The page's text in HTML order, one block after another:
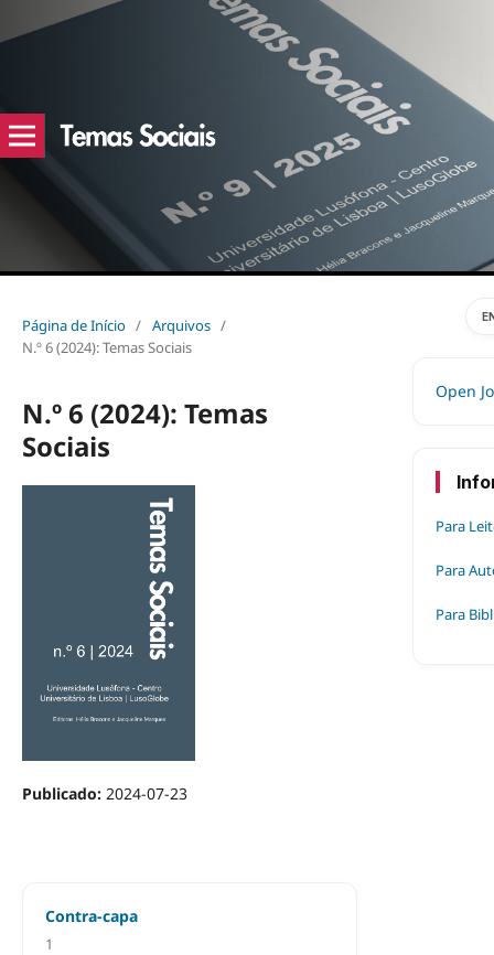
Página de Início / Arquivos /
N.º 6 (2024): Temas Sociais
N.º 6 (2024): Temas
Sociais
Publicado: 2024-07-23
Contra-capa
1
Open
Para
Para
Para